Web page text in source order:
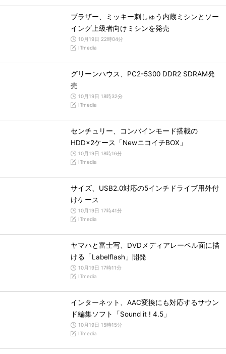
ブラザー、ミッキー刺しゅう内蔵ミシンとソー
イング上級者向けミシンを発売
10月19日 22時04分
ITmedia
グリーンハウス、PC2-5300 DDR2 SDRAM発
売
10月19日 18時32分
ITmedia
センチュリー、コンバインモード搭載の
HDD×2ケース「NewニコイチBOX」
10月19日 18時16分
ITmedia
サイズ、USB2.0対応の5インチドライブ用外付
けケース
10月19日 17時41分
ITmedia
ヤマハと富士写、DVDメディアレーベル面に描
ける「Labelflash」開発
10月19日 17時11分
ITmedia
インターネット、AAC変換にも対応するサウン
ド編集ソフト「Sound it ! 4.5」
10月19日 15時15分
ITmedia